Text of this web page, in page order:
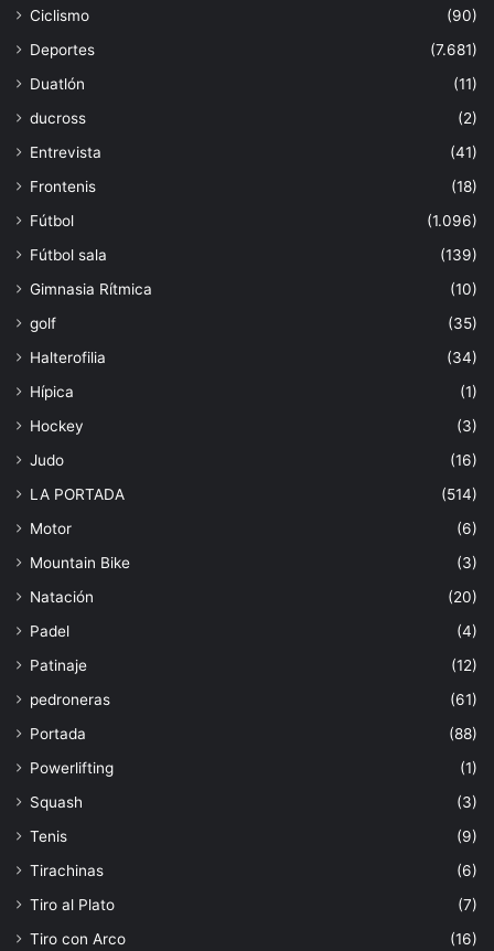
Ciclismo
(90)
Deportes
(7.681)
Duatlón
(11)
ducross
(2)
Entrevista
(41)
Frontenis
(18)
Fútbol
(1.096)
Fútbol sala
(139)
Gimnasia Rítmica
(10)
golf
(35)
Halterofilia
(34)
Hípica
(1)
Hockey
(3)
Judo
(16)
LA PORTADA
(514)
Motor
(6)
Mountain Bike
(3)
Natación
(20)
Padel
(4)
Patinaje
(12)
pedroneras
(61)
Portada
(88)
Powerlifting
(1)
Squash
(3)
Tenis
(9)
Tirachinas
(6)
Tiro al Plato
(7)
Tiro con Arco
(16)